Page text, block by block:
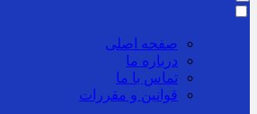
صفحه اصلی
درباره ما
تماس با ما
قوانین و مقررات